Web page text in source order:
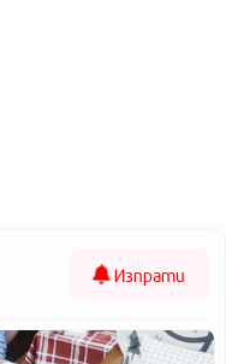
Изпрати